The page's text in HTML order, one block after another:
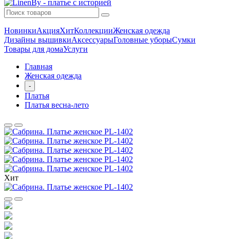
НовинкиАкцияХитКоллекцииЖенская одежда
Дизайны вышивкиАксессуарыГоловные уборыСумки
Товары для домаУслуги
Главная
Женская одежда
-
Платья
Платья весна-лето
Хит